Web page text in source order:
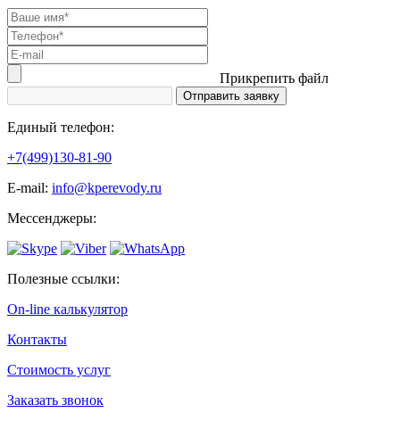
Прикрепить файл
Единый телефон:
+7(499)130-81-90
Е-mail: info@kperevody.ru
Мессенджеры:
Полезные ссылки:
On-line калькулятор
Контакты
Стоимость услуг
Заказать звонок